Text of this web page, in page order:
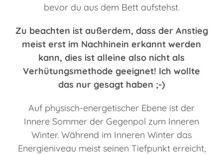
bevor du aus dem Bett aufstehst.
Zu beachten ist außerdem, dass der Anstieg
meist erst im Nachhinein erkannt werden
kann, dies ist alleine also nicht als
Verhütungsmethode geeignet! Ich wollte
das nur gesagt haben ;-)
Auf physisch-energetischer Ebene ist der
Innere Sommer der Gegenpol zum Inneren
Winter. Während im Inneren Winter das
Energieniveau meist seinen Tiefpunkt erreicht,